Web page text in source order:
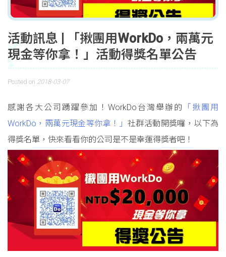
活動訊息 | 「揪團用WorkDo，兩萬元
現金等你拿！」活動得獎名單公告
Posted on 2018-03-07
感謝各大公司踴躍參加！WorkDo台灣舉辦的
「揪團用
WorkDo，兩萬元現金等你拿！」 社群活動開獎囉，以下為
得獎名單，快來看看你的公司是不是幸運得獎者吧！